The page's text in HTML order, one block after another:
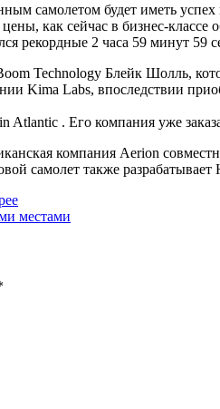
самолетом будет иметь
как сейчас в бизнес-
рекордные 2 часа 59 минут 59
Technology Блейк Шолль,
Kima Labs, впоследствии
. Его компания уже
компания Aerion
самолет также
местами